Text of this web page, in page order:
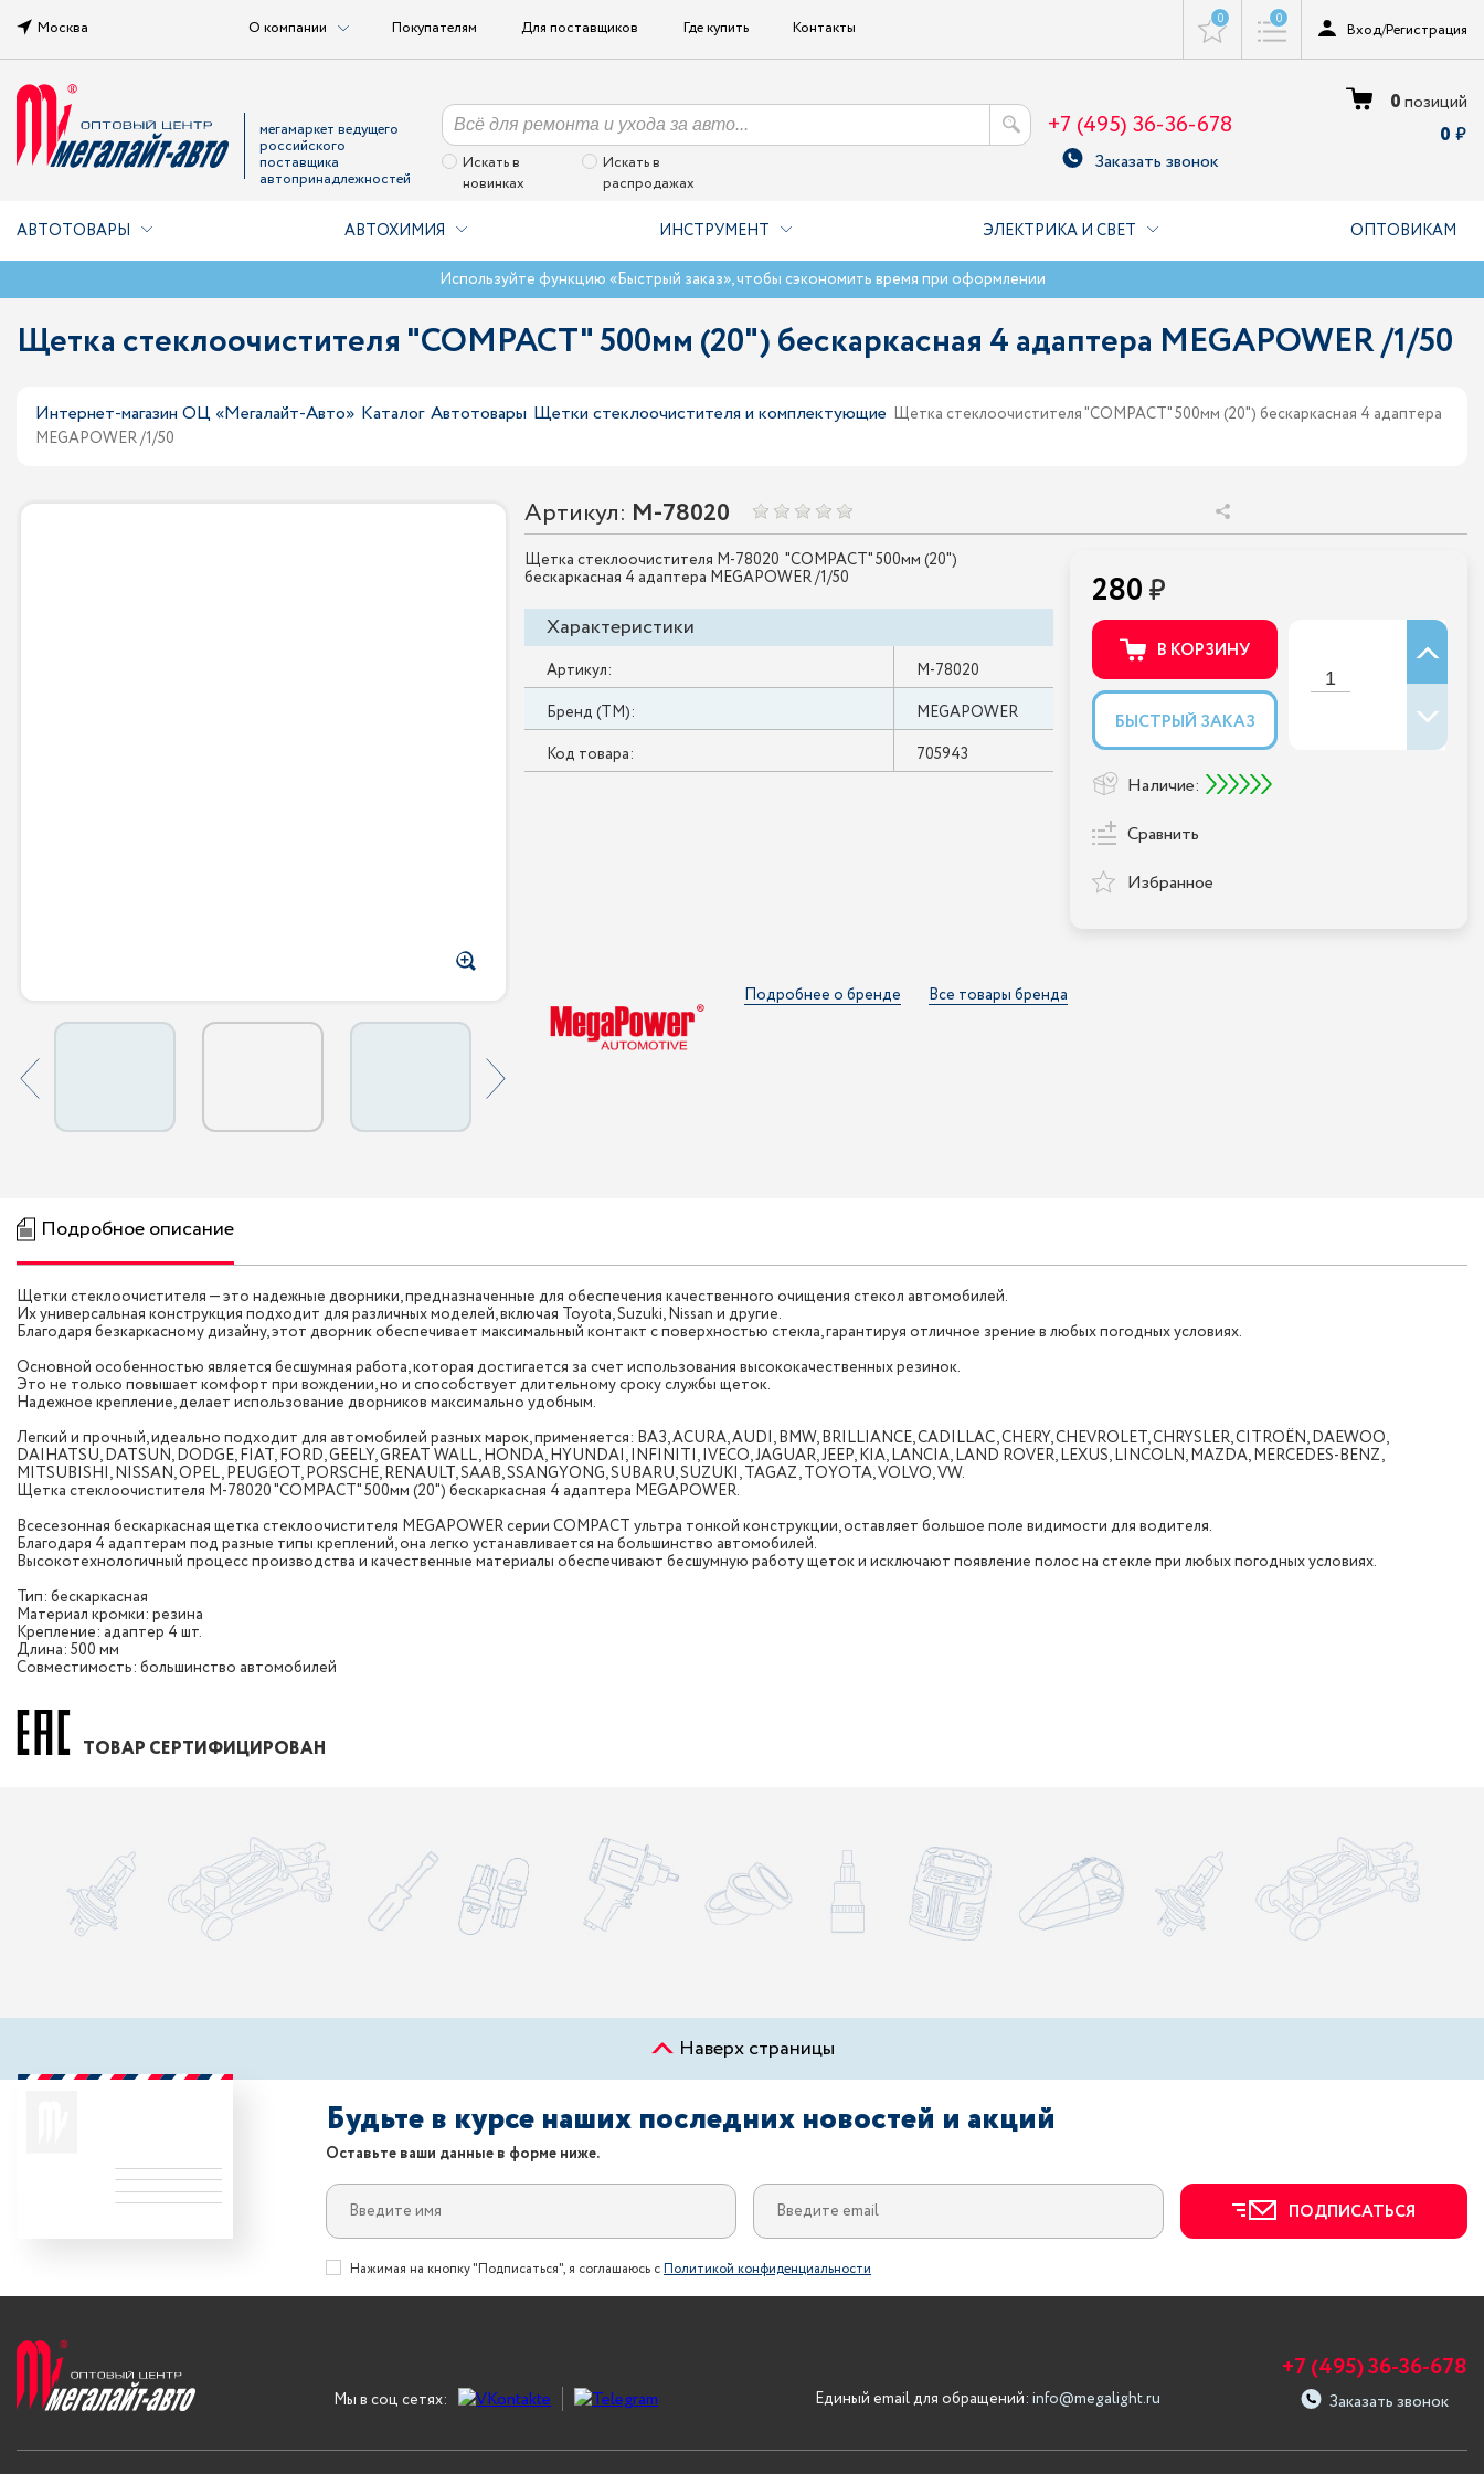
Москва О компании Покупателям Для поставщиков Где купить Контакты 0 0
Вход/Регистрация
мегамаркет ведущего
российского
поставщика
автопринадлежностей
Искать в
новинках
Искать в
распродажах
+7 (495) 36-36-678
Заказать звонок
0позиций
0
АВТОТОВАРЫ АВТОХИМИЯ ИНСТРУМЕНТ ЭЛЕКТРИКА И СВЕТ ОПТОВИКАМ
Используйте функцию «Быстрый заказ», чтобы сэкономить время при оформлении
Щетка стеклоочистителя "COMPACT" 500мм (20") бескаркасная 4 адаптера MEGAPOWER /1/50
Интернет-магазин ОЦ «Мегалайт-Авто» Каталог Автотовары Щетки стеклоочистителя и комплектующие Щетка стеклоочистителя "COMPACT" 500мм (20") бескаркасная 4 адаптера
MEGAPOWER /1/50
Артикул: M-78020
Щетка стеклоочистителя M-78020 "COMPACT" 500мм (20")
бескаркасная 4 адаптера MEGAPOWER /1/50
Характеристики
Артикул:
M-78020
Бренд (ТМ):
MEGAPOWER
Код товара:
705943
280
В КОРЗИНУ
БЫСТРЫЙ ЗАКАЗ
Наличие:
Сравнить
Избранное
Подробнее о бренде Все товары бренда
Подробное описание
Щетки стеклоочистителя — это надежные дворники, предназначенные для обеспечения качественного очищения стекол автомобилей.
Их универсальная конструкция подходит для различных моделей, включая Toyota, Suzuki, Nissan и другие.
Благодаря безкаркасному дизайну, этот дворник обеспечивает максимальный контакт с поверхностью стекла, гарантируя отличное зрение в любых погодных условиях.
Основной особенностью является бесшумная работа, которая достигается за счет использования высококачественных резинок.
Это не только повышает комфорт при вождении, но и способствует длительному сроку службы щеток.
Надежное крепление, делает использование дворников максимально удобным.
Легкий и прочный, идеально подходит для автомобилей разных марок, применяется: ВАЗ, ACURA, AUDI, BMW, BRILLIANCE, CADILLAC, CHERY, CHEVROLET, CHRYSLER, CITROËN, DAEWOO,
DAIHATSU, DATSUN, DODGE, FIAT, FORD, GEELY, GREAT WALL, HONDA, HYUNDAI, INFINITI, IVECO, JAGUAR, JEEP, KIA, LANCIA, LAND ROVER, LEXUS, LINCOLN, MAZDA, MERCEDES-BENZ,
MITSUBISHI, NISSAN, OPEL, PEUGEOT, PORSCHE, RENAULT, SAAB, SSANGYONG, SUBARU, SUZUKI, TAGAZ, TOYOTA, VOLVO, VW.
Щетка стеклоочистителя M-78020 "COMPACT" 500мм (20") бескаркасная 4 адаптера MEGAPOWER.
Всесезонная бескаркасная щетка стеклоочистителя MEGAPOWER серии COMPACT ультра тонкой конструкции, оставляет большое поле видимости для водителя.
Благодаря 4 адаптерам под разные типы креплений, она легко устанавливается на большинство автомобилей.
Высокотехнологичный процесс производства и качественные материалы обеспечивают бесшумную работу щеток и исключают появление полос на стекле при любых погодных условиях.
Тип: бескаркасная
Материал кромки: резина
Крепление: адаптер 4 шт.
Длина: 500 мм
Совместимость: большинство автомобилей
ТОВАР СЕРТИФИЦИРОВАН
Наверх страницы
Будьте в курсе наших последних новостей и акций
Оставьте ваши данные в форме ниже.
ПОДПИСАТЬСЯ
Нажимая на кнопку "Подписаться", я соглашаюсь сПолитикой конфиденциальности
Мы в соц сетях: Единый email для обращений: info@megalight.ru
+7 (495) 36-36-678
Заказать звонок